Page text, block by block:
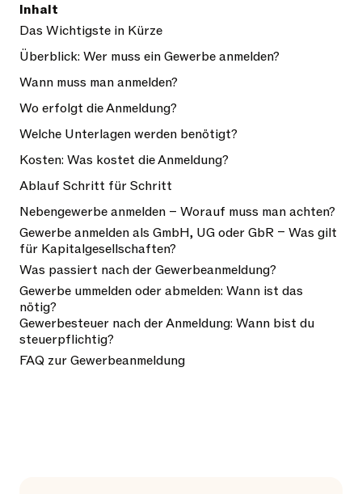
Inhalt
Das Wichtigste in Kürze
Überblick: Wer muss ein Gewerbe anmelden?
Wann muss man anmelden?
Wo erfolgt die Anmeldung?
Welche Unterlagen werden benötigt?
Kosten: Was kostet die Anmeldung?
Ablauf Schritt für Schritt
Nebengewerbe anmelden – Worauf muss man achten?
Gewerbe anmelden als GmbH, UG oder GbR – Was gilt
für Kapitalgesellschaften?
Was passiert nach der Gewerbeanmeldung?
Gewerbe ummelden oder abmelden: Wann ist das
nötig?
Gewerbesteuer nach der Anmeldung: Wann bist du
steuerpflichtig?
FAQ zur Gewerbeanmeldung